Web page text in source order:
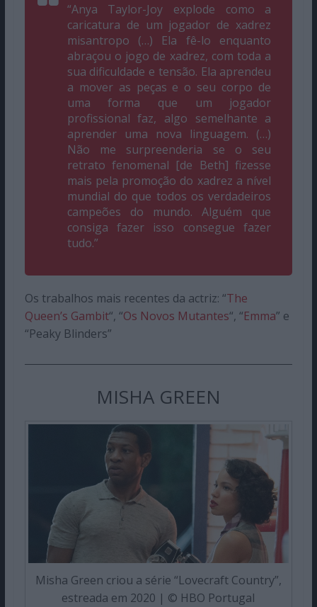
“Anya Taylor-Joy explode como a
caricatura de um jogador de xadrez
misantropo (…) Ela fê-lo enquanto
abraçou o jogo de xadrez, com toda a
sua dificuldade e tensão. Ela aprendeu
a mover as peças e o seu corpo de
uma forma que um jogador
profissional faz, algo semelhante a
aprender uma nova linguagem. (…)
Não me surpreenderia se o seu
retrato fenomenal [de Beth] fizesse
mais pela promoção do xadrez a nível
mundial do que todos os verdadeiros
campeões do mundo. Alguém que
consiga fazer isso consegue fazer
tudo.”
Os trabalhos mais recentes da actriz: “The
Queen’s Gambit“, “Os Novos Mutantes“, “Emma” e
“Peaky Blinders”
MISHA GREEN
Misha Green criou a série “Lovecraft Country”,
estreada em 2020 | © HBO Portugal